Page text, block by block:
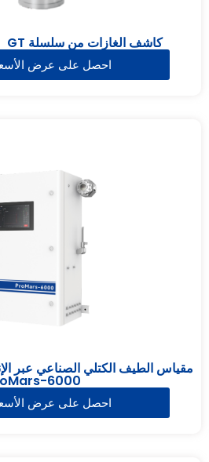
كاشف الغازات من سلسلة GT （كشف التسرب）
احصل على عرض
6000
احصل على عرض